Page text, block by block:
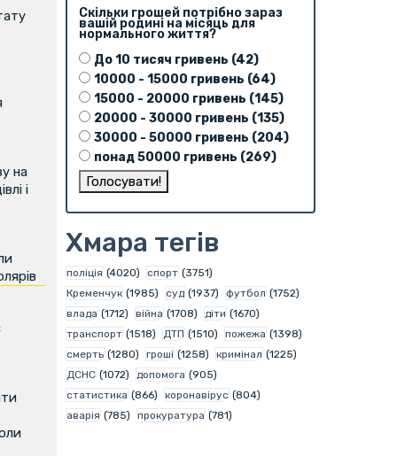
на
і
Скільки грошей потрібно зараз
вашій родині на місяць для
нормального життя?
До 10 тисяч гривень (42)
10000 - 15000 гривень (64)
15000 - 20000 гривень (145)
20000 - 30000 гривень (135)
30000 - 50000 гривень (204)
понад 50000 гривень (269)
Хмара тегів
поліція (4020) спорт (3751)
Кременчук (1985) суд (1937) футбол (1752)
влада (1712) війна (1708) діти (1670)
транспорт (1518) ДТП (1510) пожежа (1398)
смерть (1280) гроші (1258) кримінал (1225)
ДСНС (1072) допомога (905)
статистика (866) коронавірус (804)
аварія (785) прокуратура (781)